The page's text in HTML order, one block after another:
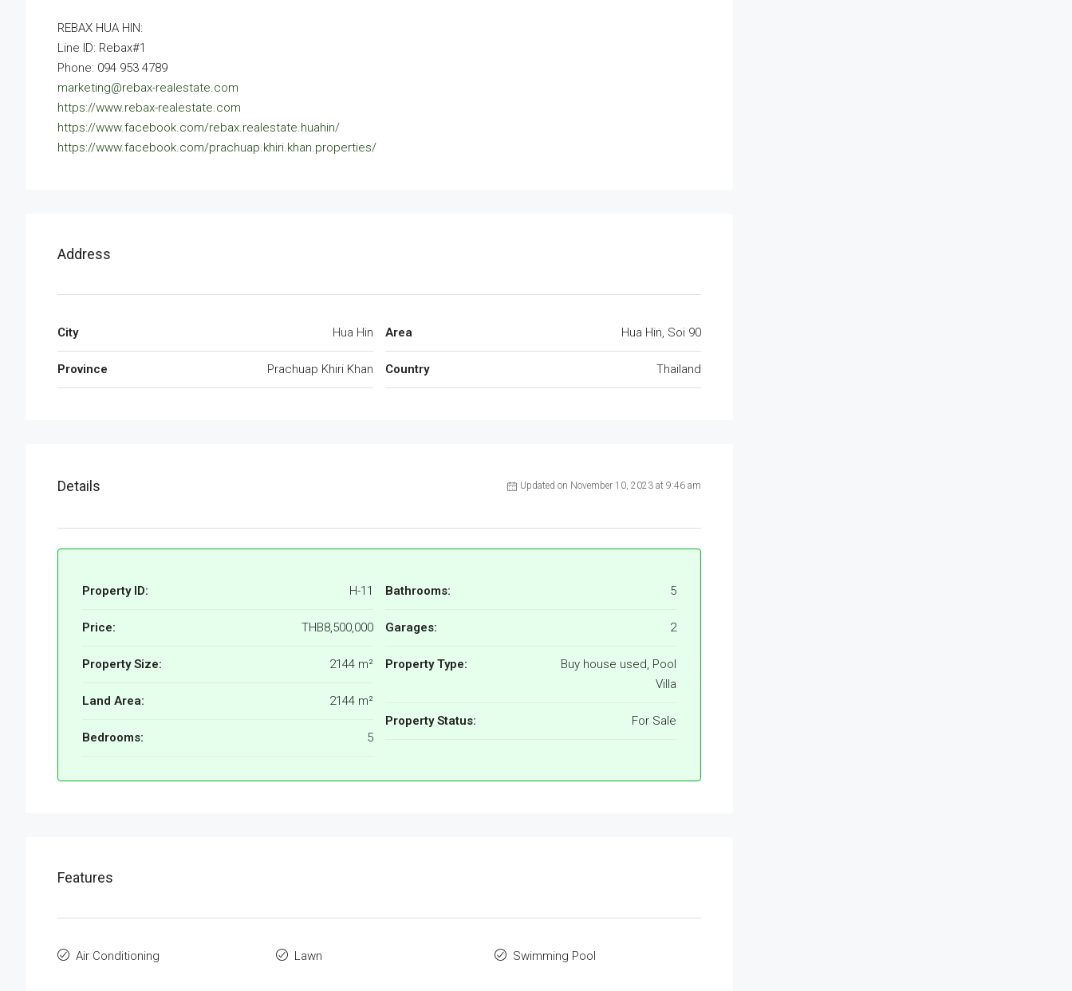
REBAX HUA HIN:
Line ID: Rebax#1
Phone: 094 953 4789
marketing@rebax-realestate.com
https://www.rebax-realestate.com
https://www.facebook.com/rebax.realestate.huahin/
https://www.facebook.com/prachuap.khiri.khan.properties/
Address
City Hua Hin
Province Prachuap Khiri Khan
Area Hua Hin, Soi 90
Country Thailand
Details Updated on November 10, 2023 at 9:46 am
Property ID: H-11
Price: THB8,500,000
Property Size: 2144 m²
Land Area: 2144 m²
Bedrooms: 5
Bathrooms: 5
Garages: 2
Property Type:
Buy house used, Pool
Villa
Property Status: For Sale
Features
Air Conditioning Lawn Swimming Pool